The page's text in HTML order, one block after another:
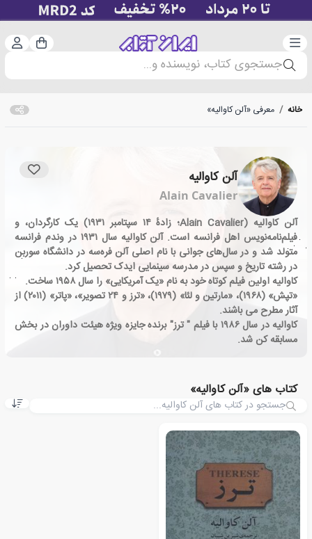
دسته‌بندی سبد
جستجوی کتاب، نویسنده و...
خانه / معرفی «آلن کاوالیه»
آلن کاوالیه
Alain Cavalier
آلن کاوالیه (Alain Cavalier؛ زادهٔ ۱۴ سپتامبر ۱۹۳۱) یک کارگردان، و
فیلم‌نامه‌نویس اهل فرانسه است. آلن کاوالیه سال ۱۹۳۱ در وندم فرانسه
متولد شد و در سال‌های جوانی با نام اصلی آلن فره‌سه در دانشگاه سوربن
در رشته تاریخ و سپس در مدرسه سینمایی ایدک تحصیل کرد.
کاوالیه اولین فیلم کوتاه خود به نام «یک آمریکایی» را سال ۱۹۵۸ ساخت.‌
«تپش» (۱۹۶۸)، «مارتین و لئا» (۱۹۷۹)، «ترز و ۲۴ تصویر»، «پاتر» (۲۰۱۱) از
آثار مطرح می باشند.
کاوالیه در سال ۱۹۸۶ با فیلم " ترز" برنده جایزه ویژه هیئت داوران در بخش
مسابقه کن شد.
کتاب های «آلن کاوالیه»